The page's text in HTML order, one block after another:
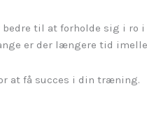
bedre til at forholde sig i ro
er der længere tid
at få succes i din træning.